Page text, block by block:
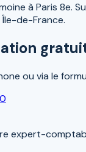
à Paris 8e.
de-France.
ou via le
expert-